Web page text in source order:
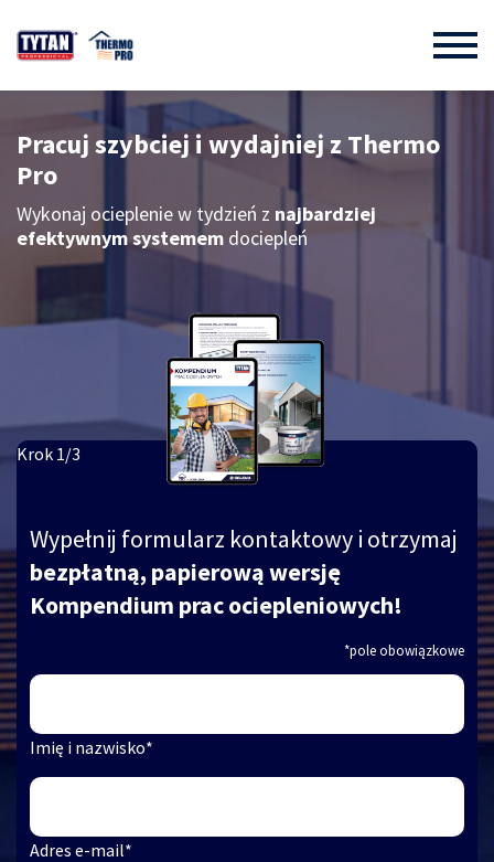
Pracuj szybciej i wydajniej z Thermo
Pro
Wykonaj ocieplenie w tydzień z najbardziej
efektywnym systemem dociepleń
Krok 1/3
Wypełnij formularz kontaktowy i otrzymaj
bezpłatną, papierową wersję
Kompendium prac ociepleniowych!
*pole obowiązkowe
Imię i nazwisko*
Adres e-mail*
darmową próbkę
bezpłatną, papierową wersję
Adres e-mail*
Numer telefonu
bezpłatny webinar - 27.06,
Następny krok